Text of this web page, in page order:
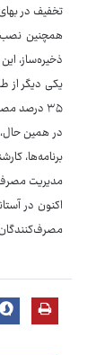
تخفیف در
همچنین نصب
ذخیره‌ساز، این تخفیف تا ۳۰
۳۵ درصد مصرف برق تابستان مربوط به وسایل سرمایشی است و کاهش مصرف این بخش می‌تواند تاثیر قابل توجهی بر پایداری شبکه داشته باشد.
در همین
برنامه‌ها،
مدیریت
اکنون در